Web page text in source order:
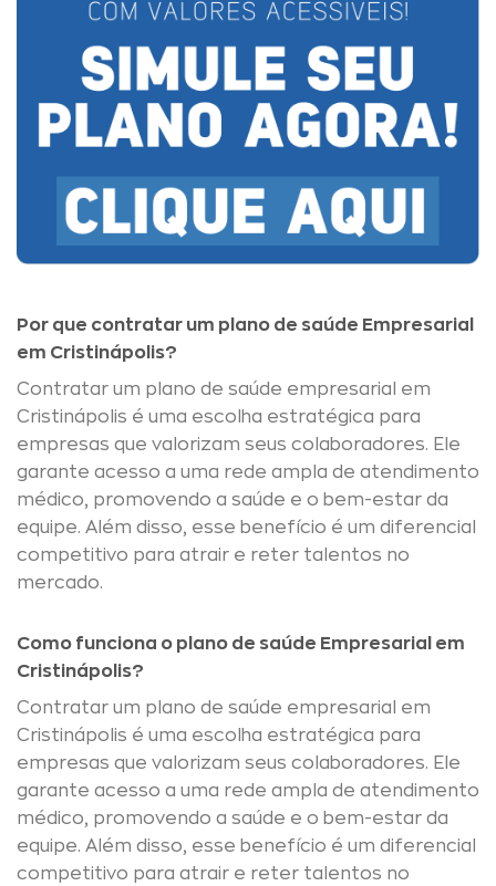
Por que contratar um plano de saúde Empresarial
em Cristinápolis?
Contratar um plano de saúde empresarial em
Cristinápolis é uma escolha estratégica para
empresas que valorizam seus colaboradores. Ele
garante acesso a uma rede ampla de atendimento
médico, promovendo a saúde e o bem-estar da
equipe. Além disso, esse benefício é um diferencial
competitivo para atrair e reter talentos no
mercado.
Como funciona o plano de saúde Empresarial em
Cristinápolis?
Contratar um plano de saúde empresarial em
Cristinápolis é uma escolha estratégica para
empresas que valorizam seus colaboradores. Ele
garante acesso a uma rede ampla de atendimento
médico, promovendo a saúde e o bem-estar da
equipe. Além disso, esse benefício é um diferencial
competitivo para atrair e reter talentos no